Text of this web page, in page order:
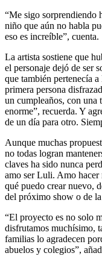
“Me sigo sorprendiendo
niño que aún no habla
eso es increíble”, cuenta.
La artista sostiene que
el personaje dejó de ser
que también pertenecía
primera persona
un cumpleaños, con una
enorme”, recuerda. Y
de un día para otro.
Aunque muchas
no todas logran
claves ha sido nunca
amo ser Luli. Amo hacer
qué puedo crear nuevo,
del próximo show o de
“El proyecto es no solo
disfrutamos muchísimo,
familias lo agradecen
abuelos y colegios”,